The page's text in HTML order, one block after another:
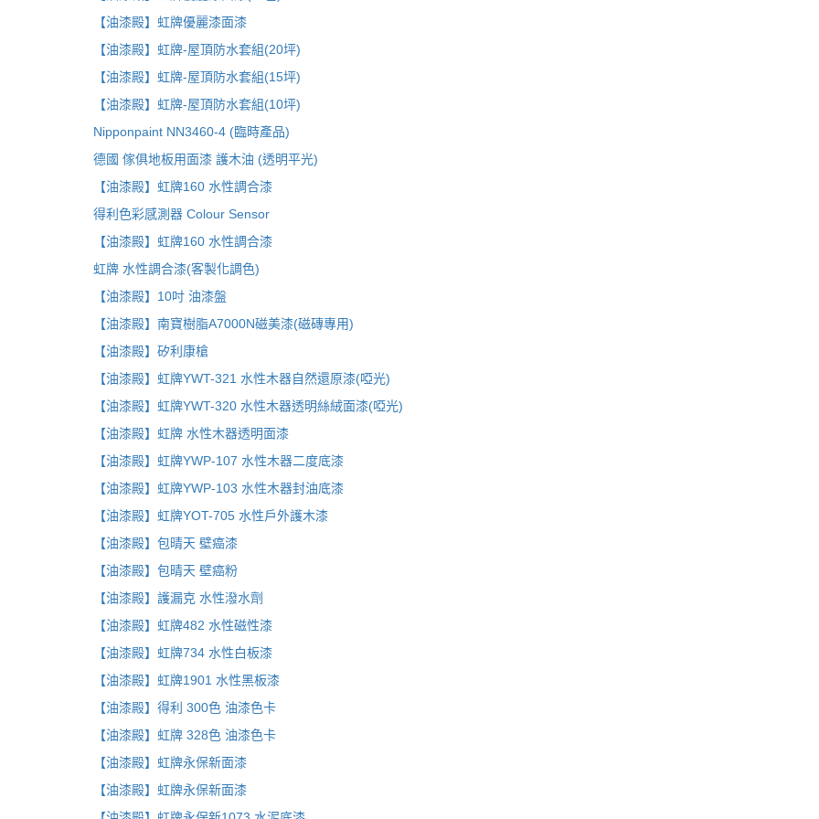
【油漆殿】虹牌優麗漆面漆
【油漆殿】虹牌-屋頂防水套組(20坪)
【油漆殿】虹牌-屋頂防水套組(15坪)
【油漆殿】虹牌-屋頂防水套組(10坪)
Nipponpaint NN3460-4 (臨時產品)
德國 傢俱地板用面漆 護木油 (透明平光)
【油漆殿】虹牌160 水性調合漆
得利色彩感測器 Colour Sensor
【油漆殿】虹牌160 水性調合漆
虹牌 水性調合漆(客製化調色)
【油漆殿】10吋 油漆盤
【油漆殿】南寶樹脂A7000N磁美漆(磁磚專用)
【油漆殿】矽利康槍
【油漆殿】虹牌YWT-321 水性木器自然還原漆(啞光)
【油漆殿】虹牌YWT-320 水性木器透明絲絨面漆(啞光)
【油漆殿】虹牌 水性木器透明面漆
【油漆殿】虹牌YWP-107 水性木器二度底漆
【油漆殿】虹牌YWP-103 水性木器封油底漆
【油漆殿】虹牌YOT-705 水性戶外護木漆
【油漆殿】包晴天 壁癌漆
【油漆殿】包晴天 壁癌粉
【油漆殿】護漏克 水性潑水劑
【油漆殿】虹牌482 水性磁性漆
【油漆殿】虹牌734 水性白板漆
【油漆殿】虹牌1901 水性黑板漆
【油漆殿】得利 300色 油漆色卡
【油漆殿】虹牌 328色 油漆色卡
【油漆殿】虹牌永保新面漆
【油漆殿】虹牌永保新面漆